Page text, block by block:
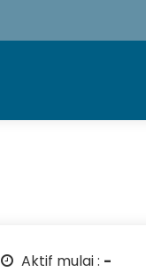
Aktif mulai : -